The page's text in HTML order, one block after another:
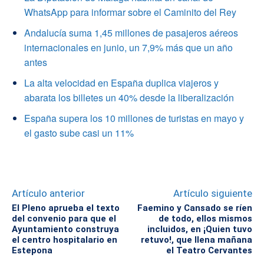
WhatsApp para informar sobre el Caminito del Rey
Andalucía suma 1,45 millones de pasajeros aéreos
internacionales en junio, un 7,9% más que un año
antes
La alta velocidad en España duplica viajeros y
abarata los billetes un 40% desde la liberalización
España supera los 10 millones de turistas en mayo y
el gasto sube casi un 11%
Artículo anterior
El Pleno aprueba el texto
del convenio para que el
Ayuntamiento construya
el centro hospitalario en
Estepona
Artículo siguiente
Faemino y Cansado se ríen
de todo, ellos mismos
incluidos, en ¡Quien tuvo
retuvo!, que llena mañana
el Teatro Cervantes